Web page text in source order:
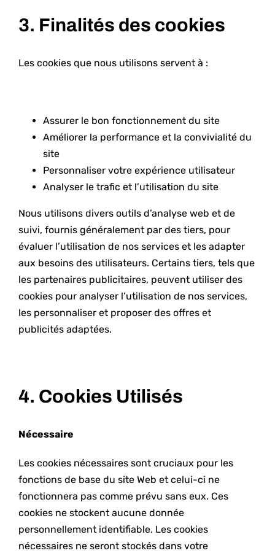
3. Finalités des cookies
Les cookies que nous utilisons servent à :
Assurer le bon fonctionnement du site
Améliorer la performance et la convivialité du
site
Personnaliser votre expérience utilisateur
Analyser le trafic et l’utilisation du site
Nous utilisons divers outils d’analyse web et de
suivi, fournis généralement par des tiers, pour
évaluer l’utilisation de nos services et les adapter
aux besoins des utilisateurs. Certains tiers, tels que
les partenaires publicitaires, peuvent utiliser des
cookies pour analyser l’utilisation de nos services,
les personnaliser et proposer des offres et
publicités adaptées.
4. Cookies Utilisés
Nécessaire
Les cookies nécessaires sont cruciaux pour les
fonctions de base du site Web et celui-ci ne
fonctionnera pas comme prévu sans eux. Ces
cookies ne stockent aucune donnée
personnellement identifiable. Les cookies
nécessaires ne seront stockés dans votre